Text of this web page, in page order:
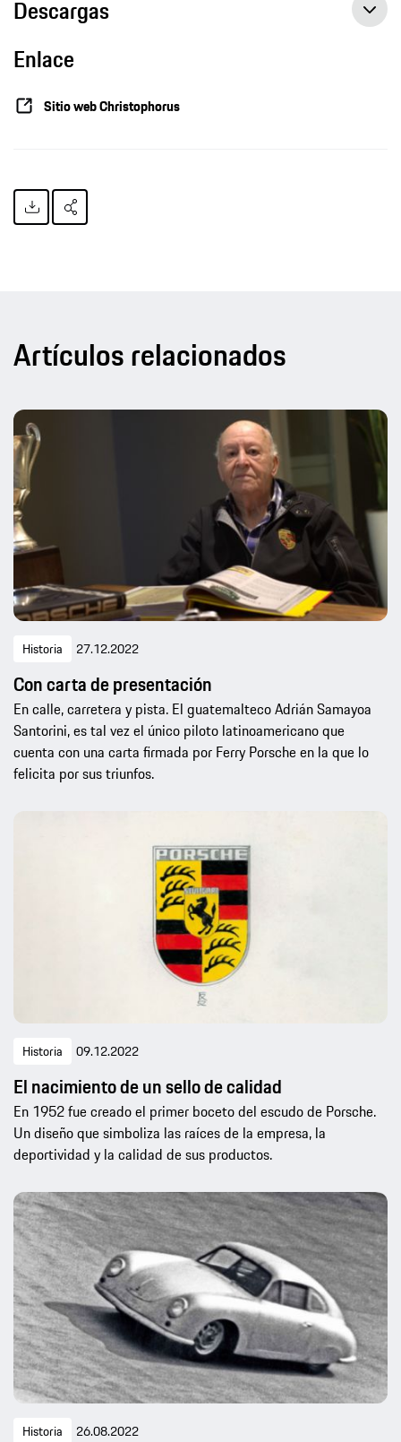
Descargas
Enlace
Sitio web Christophorus
Artículos relacionados
Historia 27.12.2022
Con carta de presentación
En calle, carretera y pista. El guatemalteco Adrián Samayoa
Santorini, es tal vez el único piloto latinoamericano que
cuenta con una carta firmada por Ferry Porsche en la que lo
felicita por sus triunfos.
Historia 09.12.2022
El nacimiento de un sello de calidad
En 1952 fue creado el primer boceto del escudo de Porsche.
Un diseño que simboliza las raíces de la empresa, la
deportividad y la calidad de sus productos.
Historia 26.08.2022